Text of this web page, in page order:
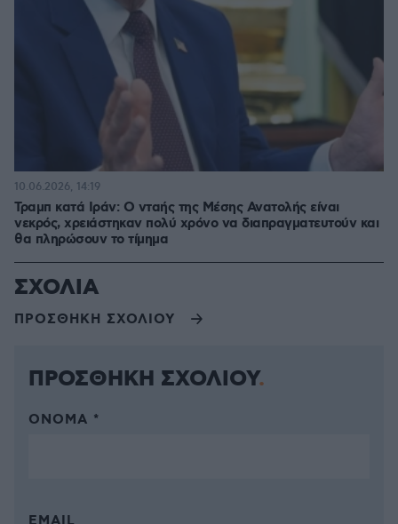
Τραμπ κατά Ιράν: Ο νταής της Μέσης Ανατολής είναι
νεκρός, χρειάστηκαν πολύ χρόνο να διαπραγματευτούν και
θα πληρώσουν το τίμημα
10.06.2026, 14:19
ΣΧΟΛΙΑ
ΠΡΟΣΘΗΚΗ ΣΧΟΛΙΟΥ
ΠΡΟΣΘΗΚΗ ΣΧΟΛΙΟΥ
ΌΝΟΜΑ *